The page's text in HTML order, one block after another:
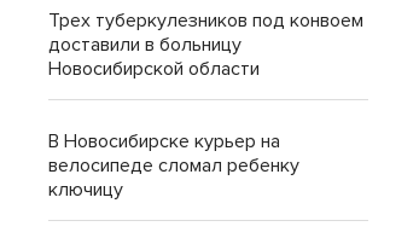
Трех туберкулезников под конвоем
доставили в больницу
Новосибирской области
В Новосибирске курьер на
велосипеде сломал ребенку
ключицу